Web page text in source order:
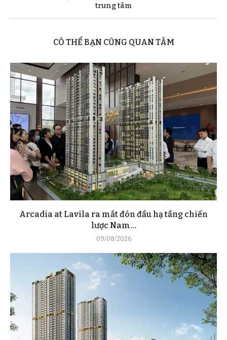
trung tâm
CÓ THỂ BẠN CŨNG QUAN TÂM
Arcadia at Lavila ra mắt đón đầu hạ tầng chiến
lược Nam...
09/08/2026